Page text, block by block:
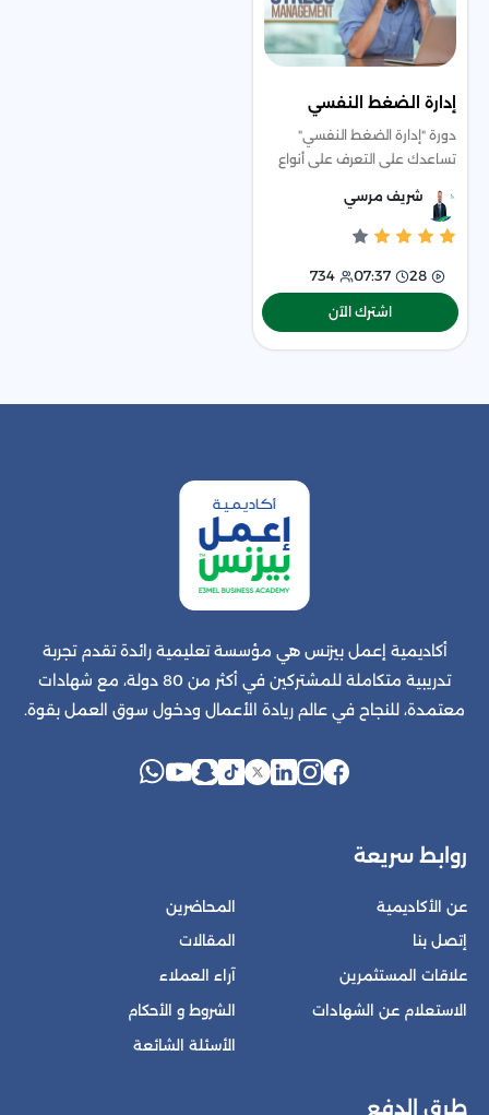
إدارة الضغط النفسي
دورة "إدارة الضغط النفسي"
تساعدك على التعرف على أنواع
التعامل معها. ستتعلم طرق
تقليل الضغط النفسي وتجنب
شريف مرسي
28
07:37
734
اشترك الآن
أكاديمية إعمل بيزنس هي مؤسسة تعليمية رائدة تقدم تجربة
تدريبية متكاملة للمشتركين في أكثر من 80 دولة، مع شهادات
معتمدة، للنجاح في عالم ريادة الأعمال ودخول سوق العمل بقوة.
روابط سريعة
عن الأكاديمية
إتصل بنا
علاقات المستثمرين
الاستعلام عن الشهادات
المحاضرين
المقالات
آراء العملاء
الشروط و الأحكام
الأسئلة الشائعة
طرق الدفع